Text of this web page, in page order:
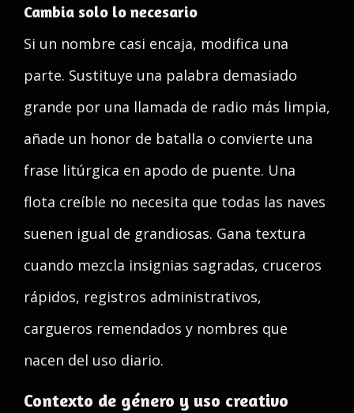
Cambia solo lo necesario
Si un nombre casi encaja, modifica una
parte. Sustituye una palabra demasiado
grande por una llamada de radio más limpia,
añade un honor de batalla o convierte una
frase litúrgica en apodo de puente. Una
flota creíble no necesita que todas las naves
suenen igual de grandiosas. Gana textura
cuando mezcla insignias sagradas, cruceros
rápidos, registros administrativos,
cargueros remendados y nombres que
nacen del uso diario.
Contexto de género y uso creativo